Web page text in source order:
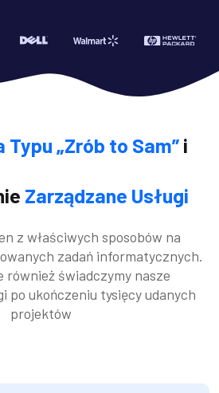
Typu „Zrób to Sam”i
Zarządzane Usługi
z właściwych sposobów na
zadań informatycznych.
również świadczymy nasze
po ukończeniu tysięcy udanych
projektów